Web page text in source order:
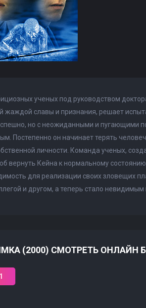
ученых под руководством
славы и признания, решает
но с неожиданными и пугающими
Постепенно он начинает терять
личности. Команда ученых,
вернуть Кейна к нормальному
для реализации своих зловещих
и другом, а теперь стало
(2000) СМОТРЕТЬ ОНЛАЙН